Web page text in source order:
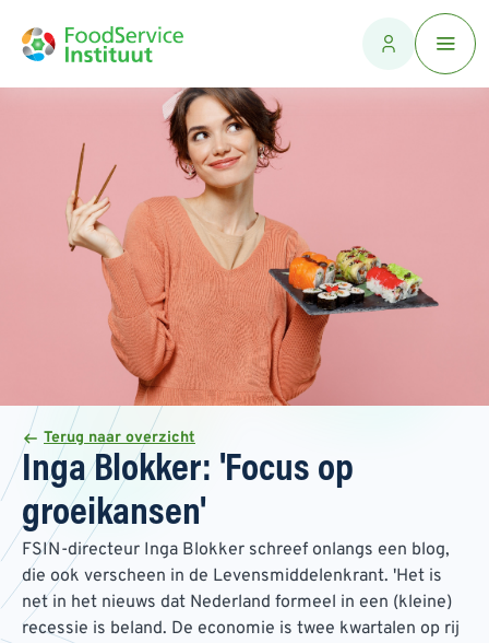
Terug naar overzicht
Inga Blokker: 'Focus op
groeikansen'
FSIN-directeur Inga Blokker schreef onlangs een blog,
die ook verscheen in de Levensmiddelenkrant. 'Het is
net in het nieuws dat Nederland formeel in een (kleine)
recessie is beland. De economie is twee kwartalen op rij